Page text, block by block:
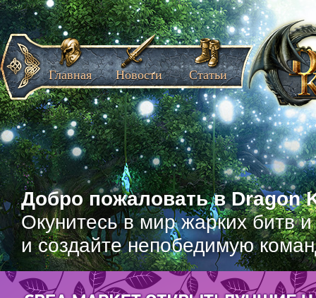
Добро пожаловать в Dragon
Окунитесь в мир жарких битв
и создайте непобедимую
Главная Новости Статьи